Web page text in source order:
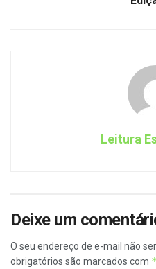
Leitura
Deixe um
O seu endereço de e-mail não
obrigatórios são marcados com *